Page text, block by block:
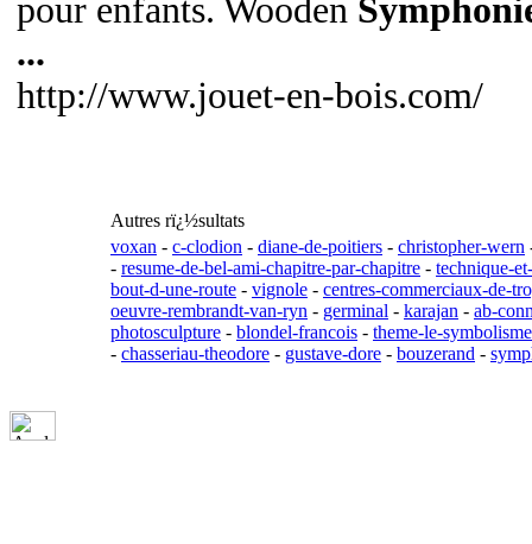
pour enfants. Wooden
...
http://www.jouet-en-bois.com/
Autres rï¿½sultats
voxan - c-clodion - diane-de-poitiers - christopher-wern
- resume-de-bel-ami-chapitre-par-chapitre - technique-
bout-d-une-route - vignole - centres-commerciaux-de-
oeuvre-rembrandt-van-ryn - germinal - karajan - ab-
photosculpture - blondel-francois - theme-le-
- chasseriau-theodore - gustave-dore - bouzerand -